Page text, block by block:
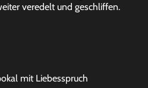
mit Liebesspruch
veredelt und geschliffen.